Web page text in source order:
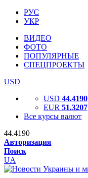
РУС
УКР
ВИДЕО
ФОТО
ПОПУЛЯРНЫЕ
СПЕЦПРОЕКТЫ
USD
USD 44.4190
EUR 51.3207
Все курсы валют
44.4190
Авторизация
Поиск
UA